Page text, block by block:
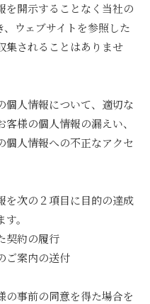
を開示することなく当社の
ウェブサイトを参照した
集されることはありませ
個人情報について、適切な
様の個人情報の漏えい、
個人情報への不正なアクセ
を次の２項目に目的の達成
。
契約の履行
ご案内の送付
の事前の同意を得た場合を